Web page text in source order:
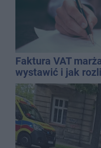
Faktura VAT
wystawić i jak